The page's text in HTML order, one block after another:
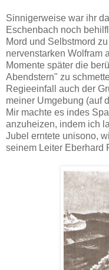
Sinnigerweise war ihr
Eschenbach noch
Mord und Selbstmord
nervenstarken Wolfram
Momente später die
Abendstern" zu
Regieeinfall auch der
meiner Umgebung (auf
Mir machte es indes
anzuheizen, indem ich
Jubel erntete unisono,
seinem Leiter Eberhard